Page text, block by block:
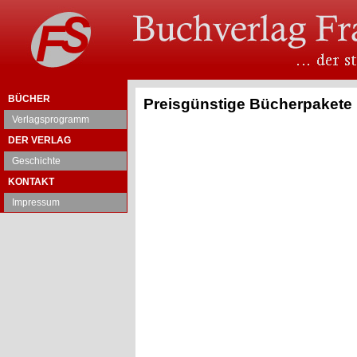
BÜCHER
Verlagsprogramm
DER VERLAG
Geschichte
KONTAKT
Impressum
Preisgünstige Bücherpakete